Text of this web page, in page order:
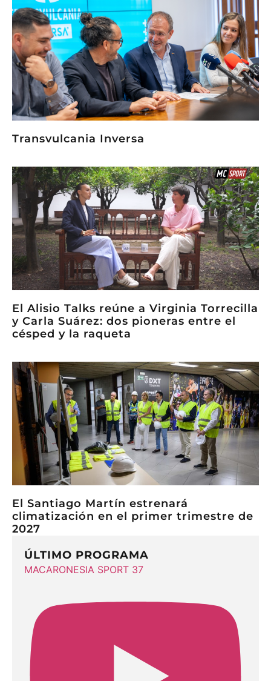
Transvulcania Inversa
El Alisio Talks reúne a Virginia Torrecilla
y Carla Suárez: dos pioneras entre el
césped y la raqueta
El Santiago Martín estrenará
climatización en el primer trimestre de
2027
ÚLTIMO PROGRAMA
MACARONESIA SPORT 37